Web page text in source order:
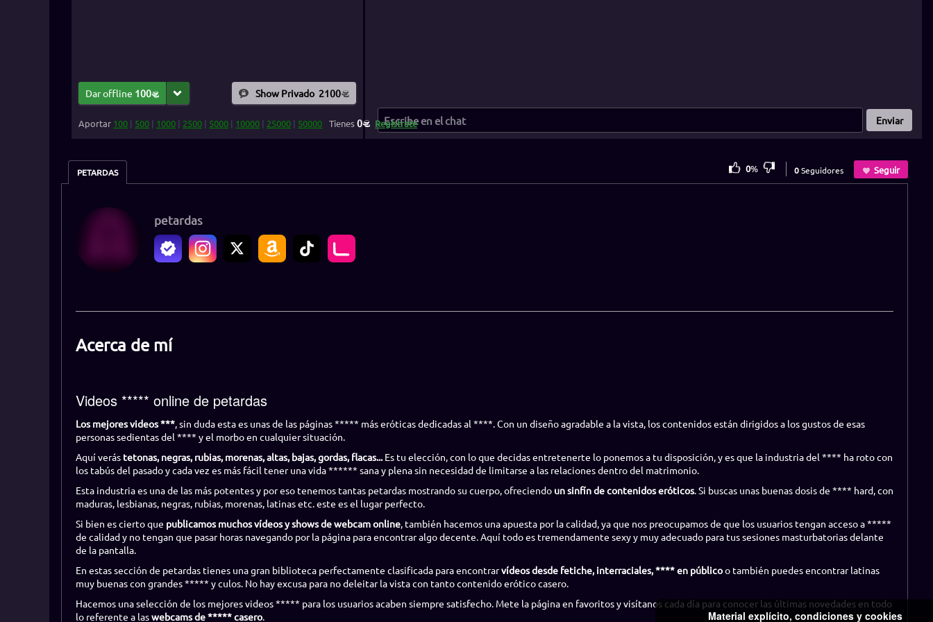
Material explícito, condiciones y cookies
Dar offline 100 Show Privado 2100
Aportar 100 | 500 | 1000 | 2500 | 5000 | 10000 | 25000 | 50000 Tienes0 Regístrate Enviar
PETARDAS 0% 0Seguidores Seguir
petardas
Acerca de mí
Videos ***** online de petardas
Los mejores videos ***, sin duda esta es unas de las páginas ***** más eróticas dedicadas al ****. Con un diseño agradable a la vista, los contenidos están dirigidos a los gustos de esas
personas sedientas del **** y el morbo en cualquier situación.
Aquí verás tetonas, negras, rubias, morenas, altas, bajas, gordas, flacas...Es tu elección, con lo que decidas entretenerte lo ponemos a tu disposición, y es que la industria del **** ha roto con
los tabús del pasado y cada vez es más fácil tener una vida ****** sana y plena sin necesidad de limitarse a las relaciones dentro del matrimonio.
Esta industria es una de las más potentes y por eso tenemos tantas petardas mostrando su cuerpo, ofreciendoun sinfín de contenidos eróticos. Si buscas unas buenas dosis de **** hard, con
maduras, lesbianas, negras, rubias, morenas, latinas etc. este es el lugar perfecto.
Si bien es cierto que publicamos muchos vídeos y shows de webcam online, también hacemos una apuesta por la calidad, ya que nos preocupamos de que los usuarios tengan acceso a *****
de calidad y no tengan que pasar horas navegando por la página para encontrar algo decente. Aquí todo es tremendamente sexy y muy adecuado para tus sesiones masturbatorias delante
de la pantalla.
En estas sección de petardas tienes una gran biblioteca perfectamente clasificada para encontrarvídeos desde fetiche, interraciales, **** en públicoo también puedes encontrar latinas
muy buenas con grandes ***** y culos. No hay excusa para no deleitar la vista con tanto contenido erótico casero.
Hacemos una selección de los mejores videos ***** para los usuarios acaben siempre satisfecho. Mete la página en favoritos y visítanos cada día para conocer las últimas novedades en todo
lo referente a laswebcams de ***** casero.